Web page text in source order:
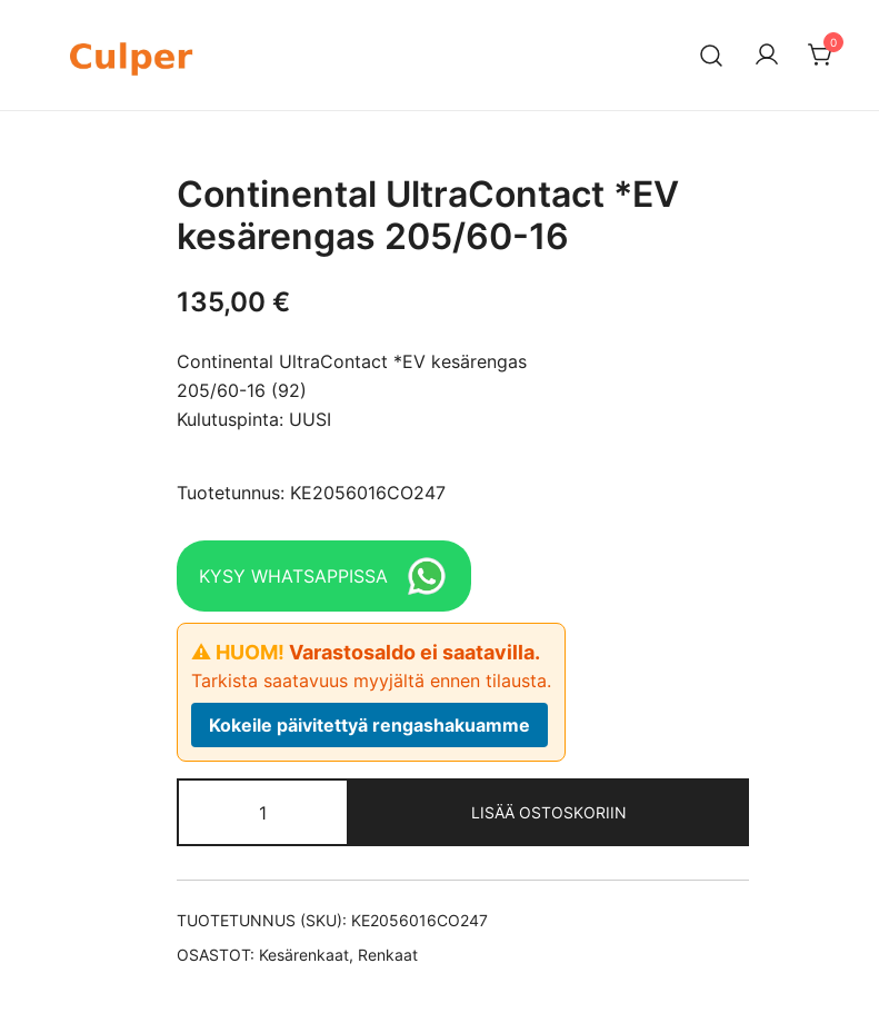
0
Continental UltraContact *EV
kesärengas 205/60-16
135,00 €
Continental UltraContact *EV kesärengas
205/60-16 (92)
Kulutuspinta: UUSI
Tuotetunnus: KE2056016CO247
KYSY WHATSAPPISSA
⚠ HUOM! Varastosaldo ei saatavilla.
Tarkista saatavuus myyjältä ennen tilausta.
Kokeile päivitettyä rengashakuamme
UltraContact *EV
kesärengas
205/60-
16
LISÄÄ OSTOSKORIIN
TUOTETUNNUS (SKU): KE2056016CO247
OSASTOT: Kesärenkaat, Renkaat